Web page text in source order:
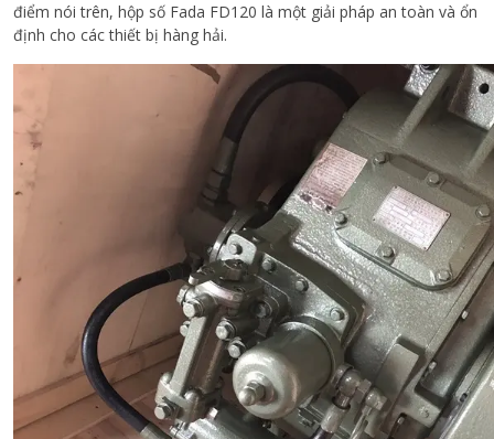
điểm nói trên, hộp số Fada FD120 là một giải pháp an toàn và ổn
định cho các thiết bị hàng hải.